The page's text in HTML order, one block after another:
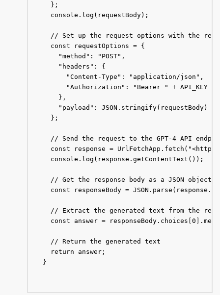
  };
  console.log(requestBody);
// Set up the request options with the
  const requestOptions = {
    "method": "POST",
    "headers": {
      "Content-Type": "application/json",
      "Authorization": "Bearer " + API_KEY
    },
    "payload": JSON.stringify(requestBody)
  };
// Send the request to the GPT-4 API
const response =
  console.log(response.getContentText());
  // Get the response body as a JSON object
const responseBody =
// Extract the generated text from the
const answer =
  // Return the generated text
  return answer;
}